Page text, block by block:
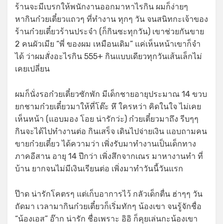
ร้านจะมีเบรกให้พนักงานออกมาหาไรกิน ผมก็ง่ายๆ
หากินก๋วยเตี๋ยวแถวๆ ที่ทำงาน ทุกๆ วัน จนสนิทกะเจ้าของ
ร้านก๋วยเตี๋ยวร้านประจำ (ก็กินซะทุกวัน) เขาช่วยกันขาย
2 คนผัวเมีย “พี่ ของผม เหมือนเดิม” แค่เห็นหน้าเขาก็จำ
ได้ ว่าผมสั่งอะไรกิน 555+ กินแบบเดียวทุกวันเส้นเล็กไม่
เคยเปลี่ยน
ผมก็นั่งรอก๋วยเตี๋ยวซักพัก มีเด็กชายอายุประมาณ 14 ขวบ
ยกชามก๋วยเตี๋ยวมาให้ที่โต๊ะ หึ ใครหว่า คิดในใจ ไม่เคย
เห็นหน้า (แอบมอง โอย น่ารักว่ะ) ก๋วยเตี๋ยวมาถึง รีบๆๆ
กินจะได้ไปทำงานต่อ กินเสร็จ เดินไปจ่ายเงิน แอบถามคน
ขายก๋วยเตี๋ยว ได้ความว่า เพิ่งรับมาทำงานเป็นเด็กทาง
ภาคอีสาน อายุ 14 ปีกว่า เพิ่งสึกจากเณร มาหางานทำ ที่
บ้าน ยากจนไม่มีเงินเรียนต่อ เพิ่งมาทำวันนี้วันแรก
ป๊าด น่ารักโคตรๆ แต่เก็บอาการไว้ กลัวเด็กตื่น ฮ่าๆๆ วัน
ถัดมา เวลามากินก๋วยเตี๋ยวก็เริ่มทักๆ น้องเขา จนรู้จักชื่อ
“น้องเอส” อ๊าก น่ารัก ชื่อเพราะ อิอิ ก็คุยเล่นกะน้องเขา